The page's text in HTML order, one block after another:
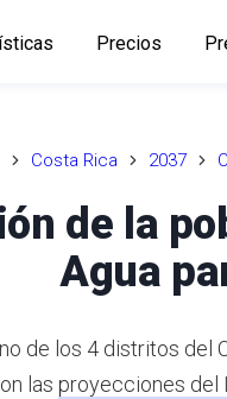
Precios
Costa Rica 2037
de la
Agua
de los 4 distritos del
las proyecciones del